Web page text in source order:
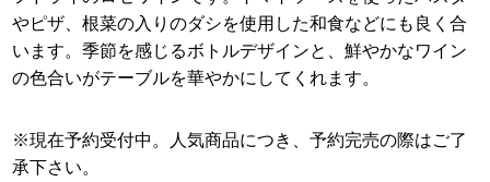
やピザ、根菜の入りのダシを使用した和食などにも良く合
います。季節を感じるボトルデザインと、鮮やかなワイン
の色合いがテーブルを華やかにしてくれます。
※現在予約受付中。人気商品につき、予約完売の際はご了
承下さい。